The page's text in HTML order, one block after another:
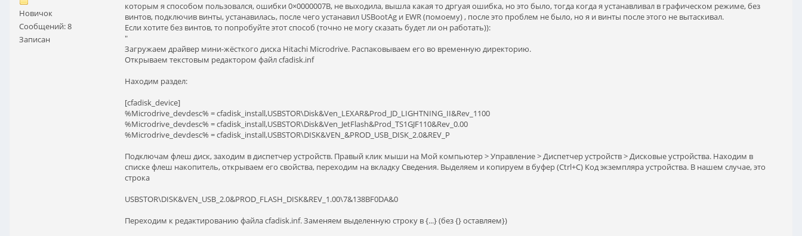
Новичок
Сообщений: 8
Записан
которым я способом пользовался, ошибки 0×0000007B, не выходила, вышла какая то дргуая ошибка, но это было, тогда когда я устанавливал в графическом режиме, без
винтов, подключив винты, устанавилась, после чего устанавил USBootAg и EWR (помоему) , после это проблем не было, но я и винты после этого не вытаскивал.
Если хотите без винтов, то попробуйте этот способ (точно не могу сказать будет ли он работать)):
"
Загружаем драйвер мини-жёсткого диска Hitachi Microdrive. Распаковываем его во временную директорию.
Открываем текстовым редактором файл cfadisk.inf
Находим раздел:
[cfadisk_device]
%Microdrive_devdesc% = cfadisk_install,USBSTOR\Disk&Ven_LEXAR&Prod_JD_LIGHTNING_II&Rev_1100
%Microdrive_devdesc% = cfadisk_install,USBSTOR\Disk&Ven_JetFlash&Prod_TS1GJF110&Rev_0.00
%Microdrive_devdesc% = cfadisk_install,USBSTOR\DISK&VEN_&PROD_USB_DISK_2.0&REV_P
Подключам флеш диск, заходим в диспетчер устройств. Правый клик мыши на Мой компьютер > Управление > Диспетчер устройств > Дисковые устройства. Находим в
списке флеш накопитель, открываем его свойства, переходим на вкладку Сведения. Выделяем и копируем в буфер (Ctrl+C) Код экземпляра устройства. В нашем случае, это
строка
USBSTOR\DISK&VEN_USB_2.0&PROD_FLASH_DISK&REV_1.00\7&138BF0DA&0
Переходим к редактированию файла cfadisk.inf. Заменяем выделенную строку в {...} (без {} оставляем})